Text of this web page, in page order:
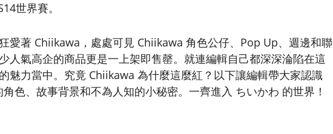
世界賽。
愛著 Chiikawa，處處可見 Chiikawa 角色公仔、Pop Up、週邊和聯
人氣高企的商品更是一上架即售罄。就連編輯自己都深深淪陷在這
魅力當中。究竟 Chiikawa 為什麼這麼紅？以下讓編輯帶大家認識
色、故事背景和不為人知的小秘密。一齊進入 ちいかわ 的世界！